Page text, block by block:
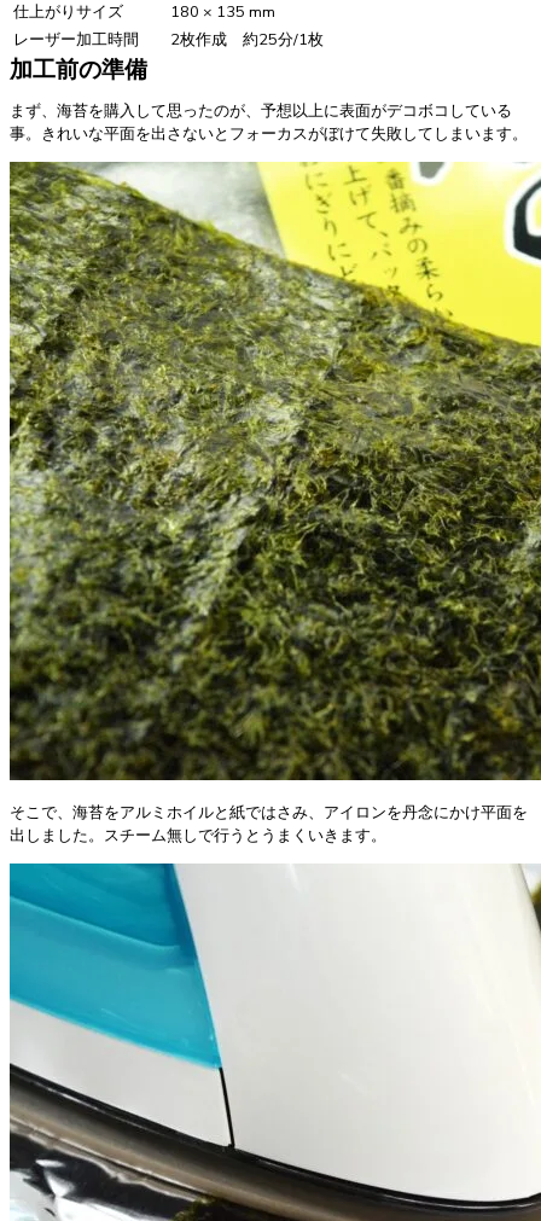
仕上がりサイズ
180 × 135 mm
レーザー加工時間
2枚作成 約25分/1枚
加工前の準備
まず、海苔を購入して思ったのが、予想以上に表面がデコボコしている
事。きれいな平面を出さないとフォーカスがぼけて失敗してしまいます。
そこで、海苔をアルミホイルと紙ではさみ、アイロンを丹念にかけ平面を
出しました。スチーム無しで行うとうまくいきます。